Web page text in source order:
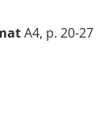
A4, p. 20-27